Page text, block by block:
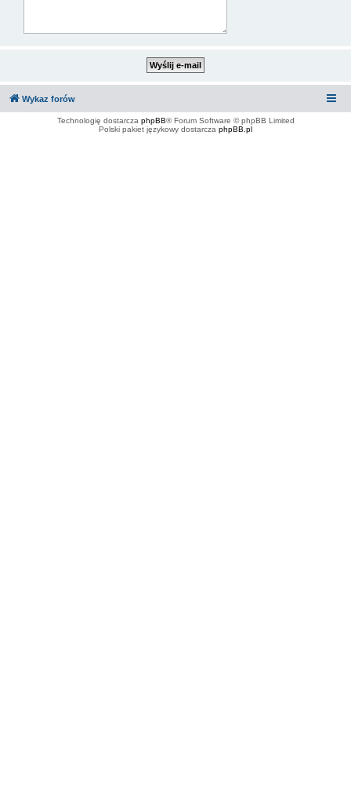
Wykaz forów
Technologię dostarcza phpBB® Forum Software © phpBB Limited
Polski pakiet językowy dostarcza phpBB.pl